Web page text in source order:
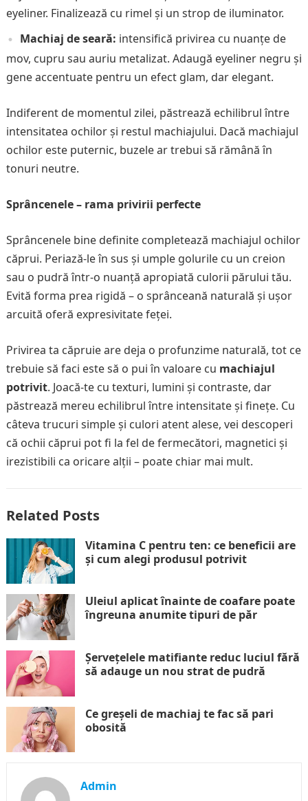
eyeliner. Finalizează cu rimel și un strop de iluminator.
Machiaj de seară: intensifică privirea cu nuanțe de
mov, cupru sau auriu metalizat. Adaugă eyeliner negru și
gene accentuate pentru un efect glam, dar elegant.
Indiferent de momentul zilei, păstrează echilibrul între
intensitatea ochilor și restul machiajului. Dacă machiajul
ochilor este puternic, buzele ar trebui să rămână în
tonuri neutre.
Sprâncenele – rama privirii perfecte
Sprâncenele bine definite completează machiajul ochilor
căprui. Periază-le în sus și umple golurile cu un creion
sau o pudră într-o nuanță apropiată culorii părului tău.
Evită forma prea rigidă – o sprânceană naturală și ușor
arcuită oferă expresivitate feței.
Privirea ta căpruie are deja o profunzime naturală, tot ce
trebuie să faci este să o pui în valoare cu machiajul
potrivit. Joacă-te cu texturi, lumini și contraste, dar
păstrează mereu echilibrul între intensitate și finețe. Cu
câteva trucuri simple și culori atent alese, vei descoperi
că ochii căprui pot fi la fel de fermecători, magnetici și
irezistibili ca oricare alții – poate chiar mai mult.
Related Posts
Vitamina C pentru ten: ce beneficii are
și cum alegi produsul potrivit
Uleiul aplicat înainte de coafare poate
îngreuna anumite tipuri de păr
Șervețelele matifiante reduc luciul fără
să adauge un nou strat de pudră
Ce greșeli de machiaj te fac să pari
obosită
Admin